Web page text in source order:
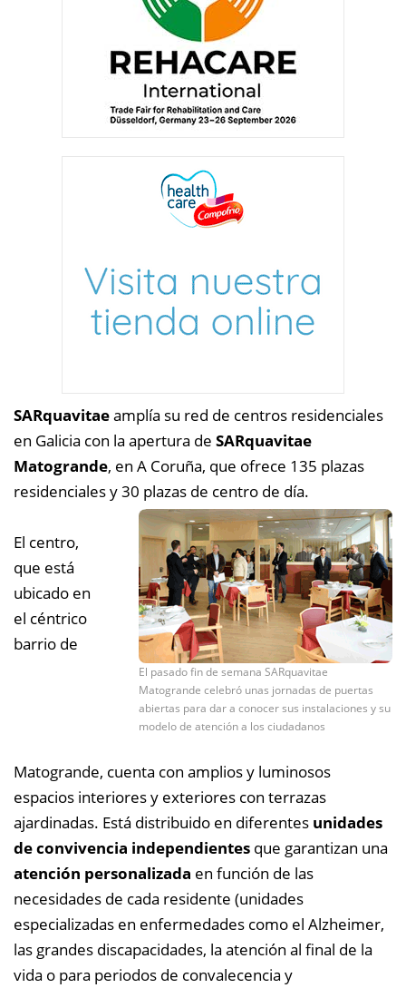
SARquavitaeamplía su red de centros residenciales
en Galicia con la apertura de SARquavitae
Matogrande, en A Coruña, que ofrece 135 plazas
residenciales y 30 plazas de centro de día.
El pasado fin de semana SARquavitae
Matogrande celebró unas jornadas de puertas
abiertas para dar a conocer sus instalaciones y su
modelo de atención a los ciudadanos
El centro,
que está
ubicado en
el céntrico
barrio de
Matogrande, cuenta con amplios y luminosos
espacios interiores y exteriores con terrazas
ajardinadas. Está distribuido en diferentes unidades
de convivencia independientes que garantizan una
atención personalizada en función de las
necesidades de cada residente (unidades
especializadas en enfermedades como el Alzheimer,
las grandes discapacidades, la atención al final de la
vida o para periodos de convalecencia y